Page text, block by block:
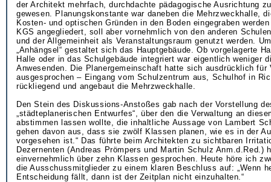
der Architekt mehrfach, durchdachte pädagogische Ausrichtung
gewesen. Planungskonstante war daneben die Mehrzweckhalle,
Kosten- und optischen Gründen in den Boden eingegraben
KGS angegliedert, soll aber vornehmlich von den anderen
und der Allgemeinheit als Veranstaltungsraum genutzt werden.
„Anhängsel“ gestaltet sich das Hauptgebäude. Ob vorgelagerte
Halle oder in das Schulgebäude integriert war eigentlich weniger
Anwesenden. Die Planergemeinschaft hatte sich ausdrücklich für
ausgesprochen – Eingang vom Schulzentrum aus, Schulhof in
rückliegend und angebaut die Mehrzweckhalle.
Den Stein des Diskussions-Anstoßes gab nach der Vorstellung
„städteplanerischen Entwurfes“, über den die Verwaltung an
abstimmen lassen wollte, die inhaltliche Aussage von Lambert
gehen davon aus, dass sie zwölf Klassen planen, wie es in der
vorgesehen ist.“ Das führte beim Architekten zu sichtbaren
Dezernenten (Andreas Prömpers und Martin Schulz Anm.d.Red.)
einvernehmlich über zehn Klassen gesprochen. Heute höre ich
die Ausschussmitglieder zu einem klaren Beschluss auf: „Wenn
Entscheidung fällt, dann ist der Zeitplan nicht einzuhalten.“